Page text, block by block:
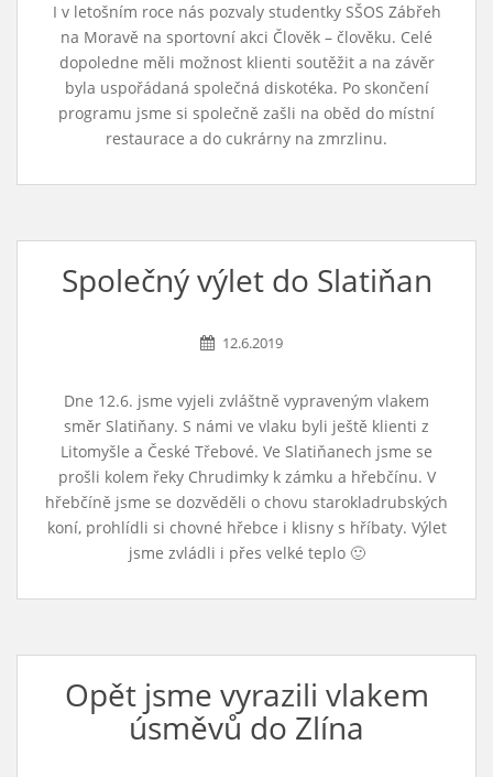
I v letošním roce nás pozvaly studentky SŠOS Zábřeh
na Moravě na sportovní akci Člověk – člověku. Celé
dopoledne měli možnost klienti soutěžit a na závěr
byla uspořádaná společná diskotéka. Po skončení
programu jsme si společně zašli na oběd do místní
restaurace a do cukrárny na zmrzlinu.
Společný výlet do Slatiňan
12.6.2019
Dne 12.6. jsme vyjeli zvláštně vypraveným vlakem
směr Slatiňany. S námi ve vlaku byli ještě klienti z
Litomyšle a České Třebové. Ve Slatiňanech jsme se
prošli kolem řeky Chrudimky k zámku a hřebčínu. V
hřebčíně jsme se dozvěděli o chovu starokladrubských
koní, prohlídli si chovné hřebce i klisny s hříbaty. Výlet
jsme zvládli i přes velké teplo 🙂
Opět jsme vyrazili vlakem
úsměvů do Zlína